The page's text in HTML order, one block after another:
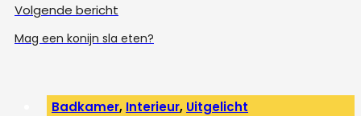
Volgende bericht
Mag een konijn sla eten?
Badkamer, Interieur, Uitgelicht